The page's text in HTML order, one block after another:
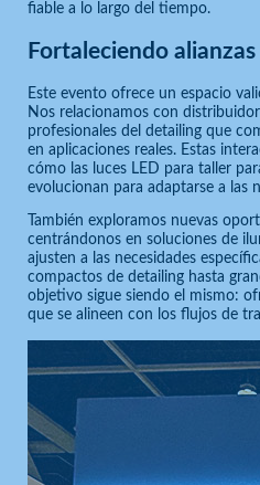
fiable a lo largo del tiempo.
Fortaleciendo alianzas
Este evento ofrece un espacio
Nos relacionamos con
profesionales del detailing que
en aplicaciones reales. Estas
cómo las luces LED para taller
evolucionan para adaptarse a las
También exploramos nuevas
centrándonos en soluciones de
ajusten a las necesidades
compactos de detailing hasta
objetivo sigue siendo el mismo:
que se alineen con los flujos de